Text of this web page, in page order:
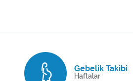
Gebelik Takibi
Haftalar